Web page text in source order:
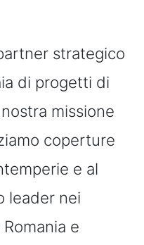
strategico
di progetti di
missione
coperture
e al
leader nei
e